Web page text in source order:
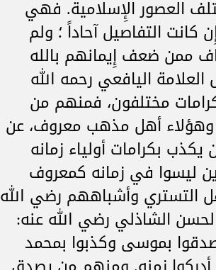
العصور الإِسلامية. فهي
كانت التفاصيل آحاداً ؛ ولم
ممن ضعف إِيمانهم بالله
اليافعي رحمه الله
مختلفون، فمنهم من
وهؤلاء أهل مذهب معروف، عن
بكرامات أولياء زمانه
ليسوا في زمانه كمعروف
التستري وأشباههم رضي الله
الشاذلي رضي الله عنه:
صدقوا بموسى وكذبوا بمحمد